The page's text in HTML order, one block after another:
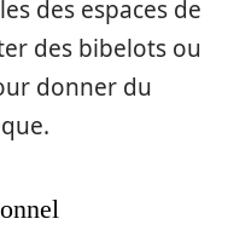
des espaces de
des bibelots ou
donner du